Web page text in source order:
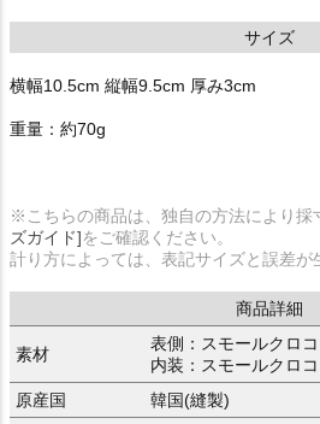
サイズ
横幅10.5cm 縦幅9.5cm 厚み3cm
重量：約70g
※こちらの商品は、独自の方法により採
ズガイド]をご確認ください。
計り方によっては、表記サイズと誤差が
商品詳細
素材
表側：スモールクロ
内装：スモールクロ
原産国
韓国(縫製)